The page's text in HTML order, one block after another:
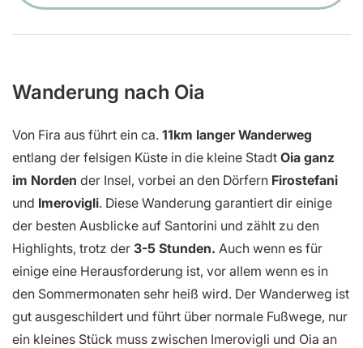
Wanderung nach Oia
Von Fira aus führt ein ca. 11km langer Wanderweg
entlang der felsigen Küste in die kleine Stadt Oia ganz
im Norden der Insel, vorbei an den Dörfern Firostefani
und Imerovigli. Diese Wanderung garantiert dir einige
der besten Ausblicke auf Santorini und zählt zu den
Highlights, trotz der 3-5 Stunden. Auch wenn es für
einige eine Herausforderung ist, vor allem wenn es in
den Sommermonaten sehr heiß wird. Der Wanderweg ist
gut ausgeschildert und führt über normale Fußwege, nur
ein kleines Stück muss zwischen Imerovigli und Oia an